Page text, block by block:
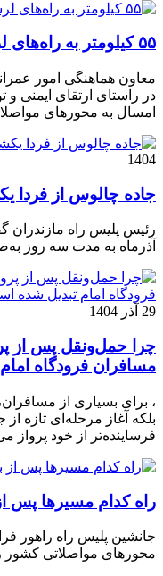
۵۵ کیلومتر به راه‌های لرستان افزوده می‌شود
در راستای ارتقای ایمنی
امسال به محورهای
1404
جاده چالوس از فردا یکشنبه به
آذرماه به مدت سه روز
29 آذر 1404
چرا حمل‌ونقل پس از
مسافران فرودگاه
، برای بسیاری از
بلکه آغاز مرحله‌ای تازه
فرساینده‌تر از خود پرواز
راه کدام مسیرها
جانشین پلیس راه راهور
محورهای مواصلاتی کشور